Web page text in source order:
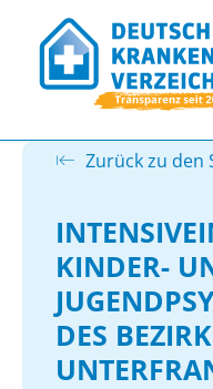
Zurück zu den
KINDER-
DES